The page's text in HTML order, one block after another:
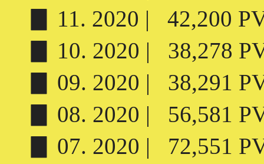
▊ 11. 2020 | 42,200
▊ 10. 2020 | 38,278
▊ 09. 2020 | 38,291
▊ 08. 2020 | 56,581
▊ 07. 2020 | 72,551